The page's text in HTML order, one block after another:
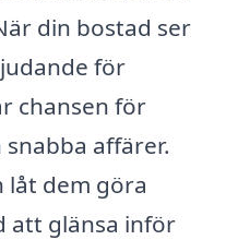
din bostad ser
för
chansen för
affärer.
låt dem göra
att glänsa inför